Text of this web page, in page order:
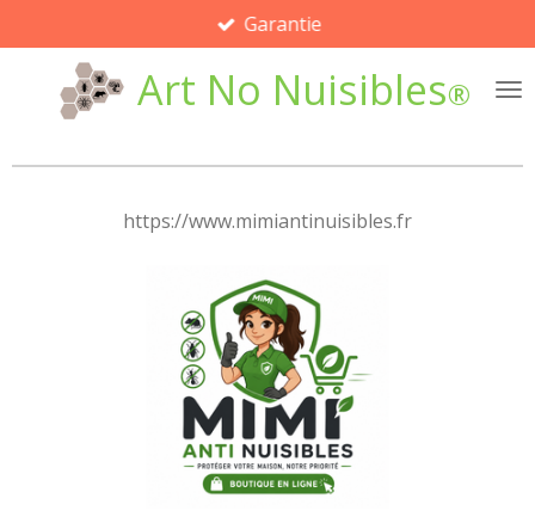
au
contenu
principal
Art No Nuisibles®
Garantie
https://www.mimiantinuisibles.fr